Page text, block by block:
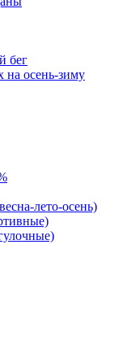
бег
на осень-зиму
лето-осень)